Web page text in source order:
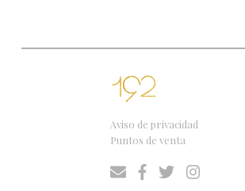
Aviso de privacidad
Puntos de venta